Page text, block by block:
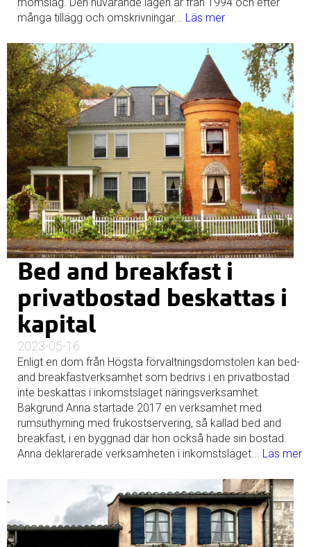
många tillägg och omskrivningar... Läs mer
Bed and breakfast i
privatbostad beskattas i
kapital
2023-05-16
Enligt en dom från Högsta förvaltningsdomstolen kan bed-
and breakfastverksamhet som bedrivs i en privatbostad
inte beskattas i inkomstslaget näringsverksamhet.
Bakgrund Anna startade 2017 en verksamhet med
rumsuthyrning med frukostservering, så kallad bed and
breakfast, i en byggnad där hon också hade sin bostad.
Anna deklarerade verksamheten i inkomstslaget... Läs mer